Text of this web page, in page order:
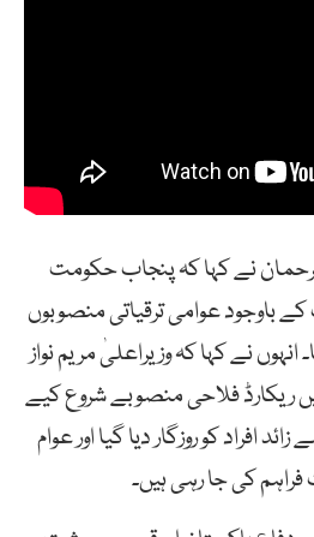
نے کہا کہ پنجاب حکومت
باوجود عوامی ترقیاتی منصوبوں
نے کہا کہ وزیراعلیٰ مریم نواز
فلاحی منصوبے شروع کیے
افراد کو روزگار دیا گیا اور عوام
فراہم کی جا رہی ہیں۔